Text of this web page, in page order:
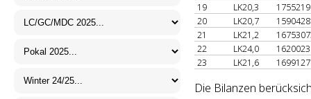
19
LK20,3
20
LK20,7
21
LK21,2
22
LK24,0
23
LK21,6
Die Bilanzen